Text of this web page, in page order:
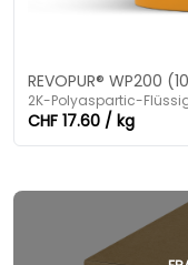
REVOPUR® WP200
2K-Polyaspartic-
CHF 17.60 / kg